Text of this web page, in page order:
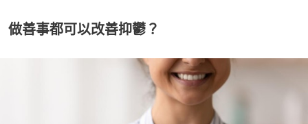
做善事都可以改善抑鬱？